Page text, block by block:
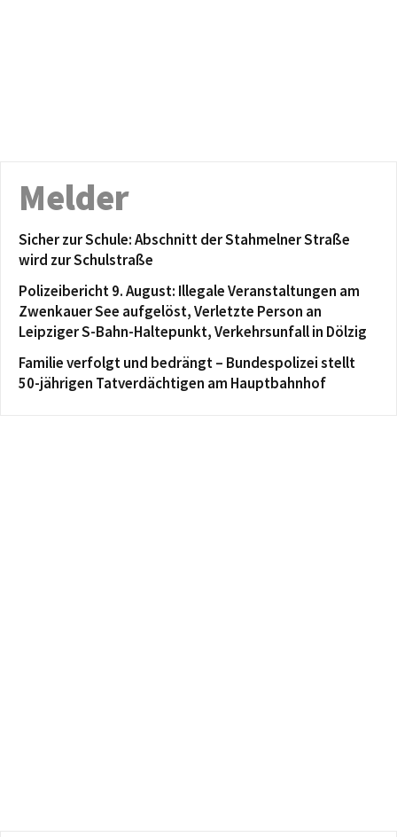
Melder
Sicher zur Schule: Abschnitt der Stahmelner Straße
wird zur Schulstraße
Polizeibericht 9. August: Illegale Veranstaltungen am
Zwenkauer See aufgelöst, Verletzte Person an
Leipziger S-Bahn-Haltepunkt, Verkehrsunfall in Dölzig
Familie verfolgt und bedrängt – Bundespolizei stellt
50-jährigen Tatverdächtigen am Hauptbahnhof